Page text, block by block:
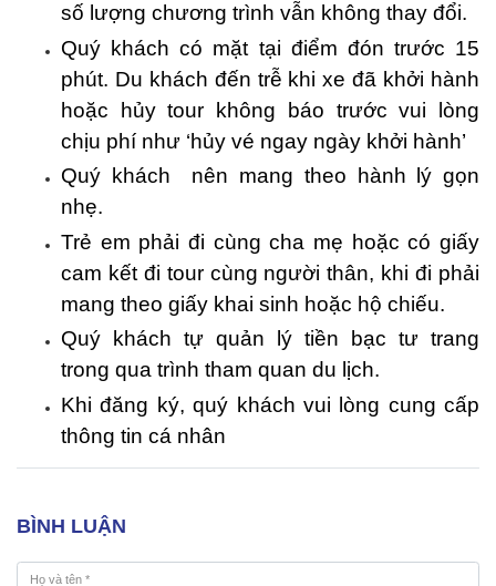
số lượng chương trình vẫn không thay đổi.
Quý khách có mặt tại điểm đón trước 15
phút. Du khách đến trễ khi xe đã khởi hành
hoặc hủy tour không báo trước vui lòng
chịu phí như ‘hủy vé ngay ngày khởi hành’
Quý khách nên mang theo hành lý gọn
nhẹ.
Trẻ em phải đi cùng cha mẹ hoặc có giấy
cam kết đi tour cùng người thân, khi đi phải
mang theo giấy khai sinh hoặc hộ chiếu.
Quý khách tự quản lý tiền bạc tư trang
trong qua trình tham quan du lịch.
Khi đăng ký, quý khách vui lòng cung cấp
thông tin cá nhân
BÌNH LUẬN